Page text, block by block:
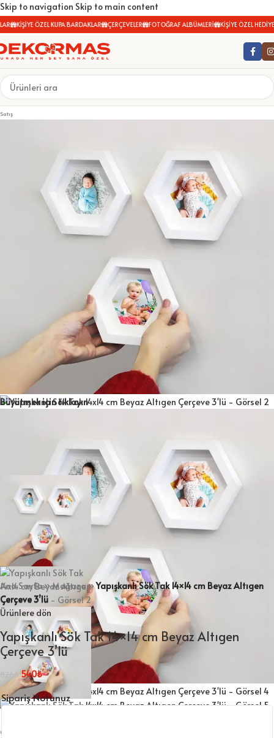
Skip to navigation Skip to main content
KİŞİYE ÖZEL KUPA BARDAKLAR ÇERÇEVELER FOTOĞRAF ALBÜMLERİ KİŞİYE ÖZEL
Satış
Büyütmek için tıklayın
Ana Sayfa»Mağaza»Yapışkanlı Sök Tak 14×14 cm Beyaz Altıgen
Çerçeve 3’lü
Ürünlere dön
Yapışkanlı Sök Tak 14×14 cm Beyaz Altıgen
Çerçeve 3’lü
₺540₺
Sipariş Notunuz